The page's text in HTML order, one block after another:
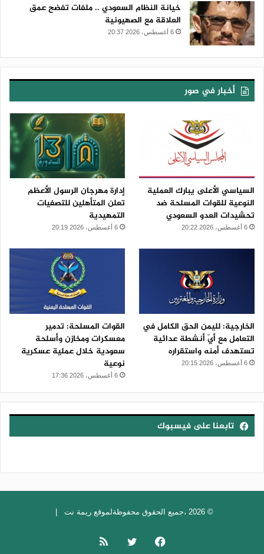
خيانة النظام السعودي .. ملفات تفضح عمق
العلاقة مع الصهيونية
6 أغسطس، 2026 20:37
أخبار في صور
السياسي الأعلى يبارك العملية
النوعية للقوات المسلحة ضد
تحشيدات العدو السعودي
6 أغسطس، 2026 20:22
إدارة مهرجان الرسول الأعظم
تعلن المتأهلين للتصفيات
التمهيدية
6 أغسطس، 2026 20:19
الخارجية: لليمن الحق الكامل في
التعامل مع أيّ أنشطة عدائية
تستهدف أمنه واستقراره
6 أغسطس، 2026 20:15
القوات المسلحة: تدمير
معسكرات ومخازن وأسلحة
سعودية خلال عملية عسكرية
نوعية
6 أغسطس، 2026 17:36
تابعنا على فيسبوك
© 2026 ،جميع الحقوق محفوظةلموقع ريمة نت |
فيسبوك تويتر ملخص